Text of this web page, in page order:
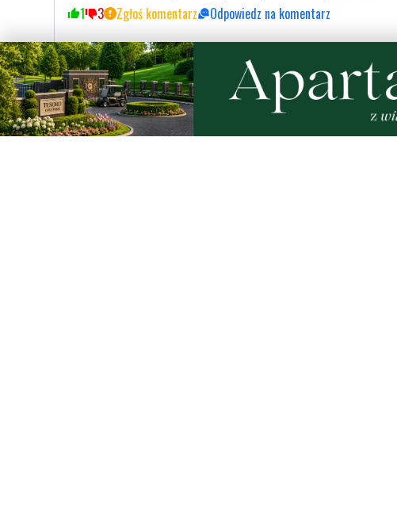
1 3 Zgłoś komentarz Odpowiedz na komentarz
Na Ejsmonda lubią cisnąć środa, 20 listopada 2024 - 13:05:19
Mimo że tam za chwilę trzeba zwolnić, bo jest zakręt. Głupota.
1 3 Zgłoś komentarz Odpowiedz na komentarz
Polak środa, 20 listopada 2024 - 14:39:18